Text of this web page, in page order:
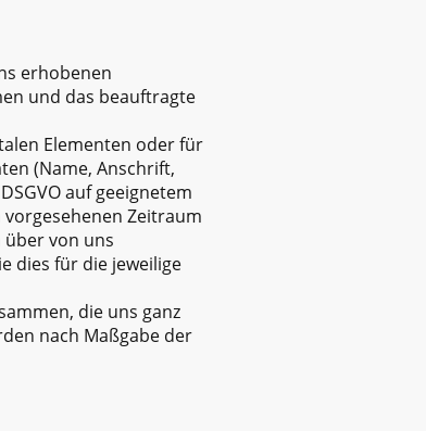
erhobenen
und das beauftragte
Elementen oder für
(Name, Anschrift,
auf geeignetem
Zeitraum
von uns
dies für die jeweilige
die uns ganz
nach Maßgabe der